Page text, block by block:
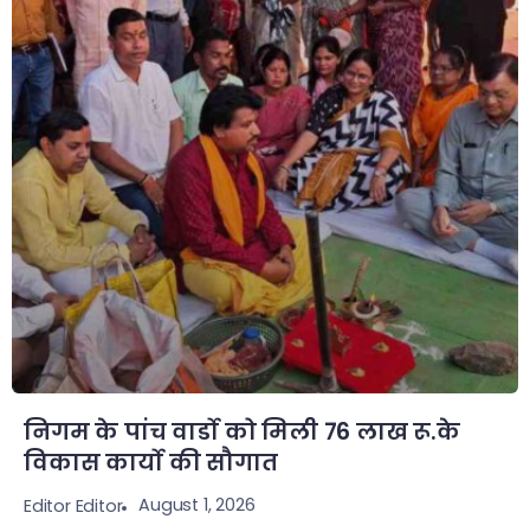
निगम के पांच वार्डो को मिली 76 लाख रू.के
विकास कार्यो की सौगात
Editor Editor August 1, 2026